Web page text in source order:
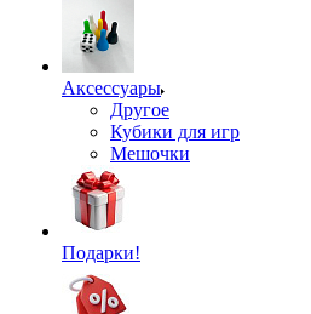
Аксессуары
Другое
Кубики для игр
Мешочки
Подарки!